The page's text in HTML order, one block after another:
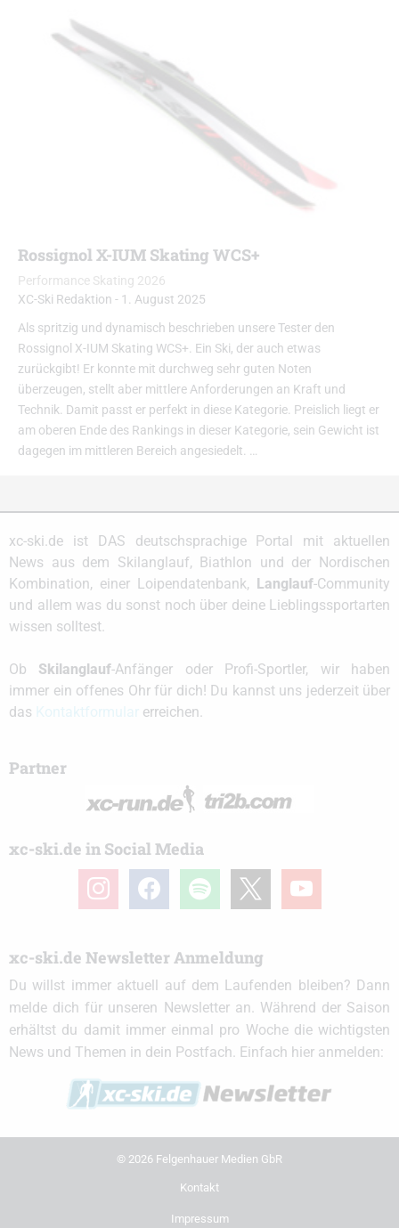
Rossignol X-IUM Skating WCS+
Performance Skating 2026
XC-Ski Redaktion - 1. August 2025
Als spritzig und dynamisch beschrieben unsere Tester den
Rossignol X-IUM Skating WCS+. Ein Ski, der auch etwas
zurückgibt! Er konnte mit durchweg sehr guten Noten
überzeugen, stellt aber mittlere Anforderungen an Kraft und
Technik. Damit passt er perfekt in diese Kategorie. Preislich liegt er
am oberen Ende des Rankings in dieser Kategorie, sein Gewicht ist
dagegen im mittleren Bereich angesiedelt. …
xc-ski.de ist DAS deutschsprachige Portal mit aktuellen
News aus dem Skilanglauf, Biathlon und der Nordischen
Kombination, einer Loipendatenbank, Langlauf-Community
und allem was du sonst noch über deine Lieblingssportarten
wissen solltest.
Ob Skilanglauf-Anfänger oder Profi-Sportler, wir haben
immer ein offenes Ohr für dich! Du kannst uns jederzeit über
das
erreichen.
Partner
xc-ski.de in Social Media
instagramfacebook spotify youtube
xc-ski.de Newsletter Anmeldung
Du willst immer aktuell auf dem Laufenden bleiben? Dann
melde dich für unseren Newsletter an. Während der Saison
erhältst du damit immer einmal pro Woche die wichtigsten
News und Themen in dein Postfach. Einfach hier anmelden:
© 2026 Felgenhauer Medien GbR
Kontakt
Impressum